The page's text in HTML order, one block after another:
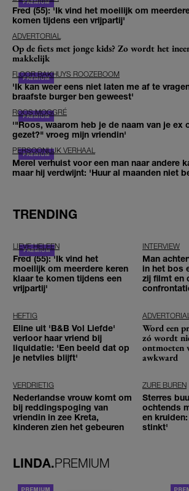
Fred (55): 'Ik vind het moeilijk om
komen tijdens een vrijpartij'
ADVERTORIAL
Op de fiets met jonge kids? Zo wordt het
makkelijk
FLOOR BAKHUYS ROOZEBOOM
'Ik kan weer eens niet laten me af te
braafste burger ben geweest'
ROOS MOGGRÉ
'"Roos, waarom heb je de naam van je ex
gezet?" vroeg mijn vriendin'
PERSOONLIJK VERHAAL
Merel verhuist voor een man naar andere
maar hij verdwijnt: 'Huur al maanden niet
TRENDING
LIEVE HELEEN
Fred (55): 'Ik vind het
moeilijk om meerdere keren
klaar te komen tijdens een
vrijpartij'
INTERVIEW
Man
in het bos
zij filmt en
HEFTIG
Eline uit 'B&B Vol Liefde'
verloor haar vriend bij
liquidatie: 'Een beeld dat op
je netvlies blijft'
Word een
zó wordt
ontmoeten
awkward
VERDRIETIG
Nederlandse vrouw komt om
bij reddingspoging van
vriendin in zee Kreta,
kinderen zien het gebeuren
ZURE BUREN
Sterres
ochtends
en
stinkt'
LINDA.PREMIUM